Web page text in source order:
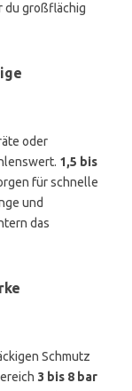
du großflächig
oder
1,5 bis
für schnelle
und
das
Schmutz
3 bis 8 bar